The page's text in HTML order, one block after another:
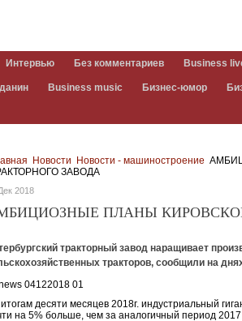
Интервью Без комментариев Business
Business music Бизнес-юмор
Новости Новости - машиностроение
ЗАВОДА
2018
ПЛАНЫ
тракторный завод наращивает
тракторов, сообщили на
десяти месяцев 2018г. индустриальный
на 5% больше, чем за аналогичный период 2017